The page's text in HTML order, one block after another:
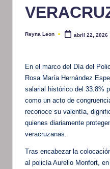
Publicado
Reyna Leon abril 22, 2026
En el marco del Día del
Rosa María Hernández
salarial histórico del 33.8%
como un acto de
reconoce su valentía,
quienes diariamente
veracruzanas.
Tras encabezar la
al policía Aurelio Monfort,